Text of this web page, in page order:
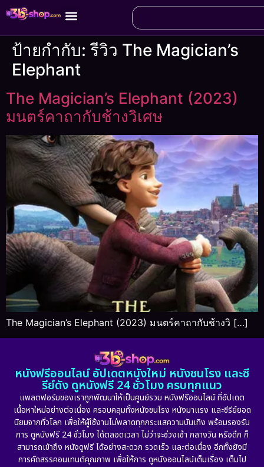
ป้ายกำกับ:รีวิว The Magician’s
Elephant
The Magician’s Elephant (2023)
มนตร์คาถากับช้างวิเศษ
The Magician’s Elephant (2023) มนตร์คาถากับช้างวิ […]
หนังฟรีออนไลน์ อัปเดตหนังใหม่ หนังชนโรง และซี
รีย์ดัง ดูหนังฟรี 24 ชั่วโมง ครบทุกแนว
แพลตฟอร์มของเราถูกพัฒนาให้เป็นศูนย์รวม หนังฟรีออนไลน์ ที่อัปเดต
เนื้อหาใหม่อย่างต่อเนื่อง ครอบคลุมทั้งหนังชนโรง หนังมาแรง และซีรีย์ยอด
นิยมจากทั่วโลก เพื่อให้ผู้ใช้งานไม่พลาดทุกกระแสความบันเทิง พร้อมรองรับ
การ ดูหนังฟรี 24 ชั่วโมง ได้ตลอดเวลา ไม่ว่าจะช่วงเช้า กลางวัน หรือดึก ก็
สามารถเข้าถึง หนังดูฟรี ได้อย่างสะดวก รวดเร็ว และต่อเนื่อง อีกทั้งยังมี
การคัดสรรคอนเทนต์คุณภาพ เพื่อให้การ ดูหนังออนไลน์เต็มเรื่อง เต็มไป